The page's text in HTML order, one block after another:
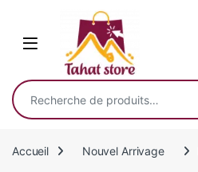
Recherche pour :
Accueil Nouvel Arrivage